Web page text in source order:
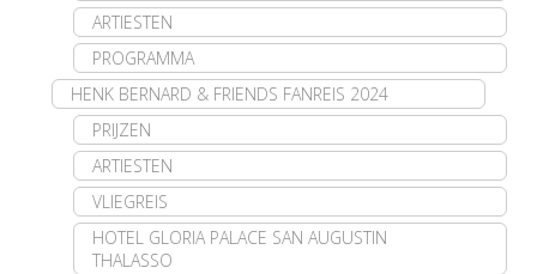
ARTIESTEN
PROGRAMMA
HENK BERNARD & FRIENDS FANREIS 2024
PRIJZEN
ARTIESTEN
VLIEGREIS
HOTEL GLORIA PALACE SAN AUGUSTIN
THALASSO